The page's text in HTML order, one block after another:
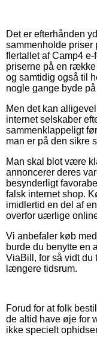
Det er efterhånden
sammenholde priser
flertallet af Camp4
priserne på en
og samtidig også til
nogle gange byde
Men det kan
internet selskaber
sammenklappeligt
man er på den sikre
Man skal blot være
annoncerer deres
besynderligt
falsk internet shop.
imidlertid en del af
overfor uærlige
Vi anbefaler køb
burde du benytte en
ViaBill, for så vidt
længere tidsrum.
Forud for at folk
de altid have øje for
ikke specielt